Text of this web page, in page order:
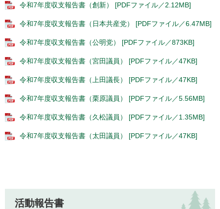
令和7年度収支報告書（創新） [PDFファイル／2.12MB]
令和7年度収支報告書（日本共産党） [PDFファイル／6.47MB]
令和7年度収支報告書（公明党） [PDFファイル／873KB]
令和7年度収支報告書（宮田議員） [PDFファイル／47KB]
令和7年度収支報告書（上田議長） [PDFファイル／47KB]
令和7年度収支報告書（栗原議員） [PDFファイル／5.56MB]
令和7年度収支報告書（久松議員） [PDFファイル／1.35MB]
令和7年度収支報告書（太田議員） [PDFファイル／47KB]
活動報告書